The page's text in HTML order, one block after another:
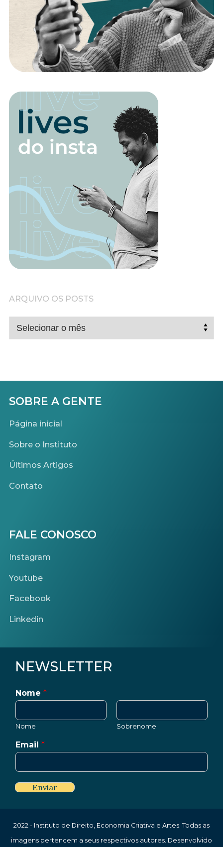
ARQUIVO OS POSTS
ARQUIVO
OS
SOBRE A GENTE
Página inicial
Sobre o Instituto
Últimos Artigos
Contato
FALE CONOSCO
Instagram
Youtube
Facebook
Linkedin
NEWSLETTER
Nome *
Nome Sobrenome
Email *
Enviar
2022 - Instituto de Direito, Economia Criativa e Artes. Todas as
imagens pertencem a seus respectivos autores. Desenvolvido